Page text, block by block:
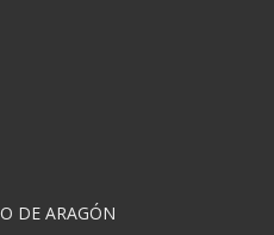
DE ARAGÓN